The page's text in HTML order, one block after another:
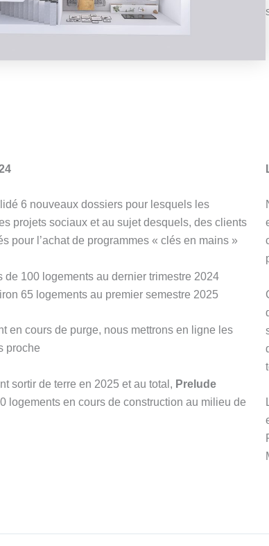
6 nouveaux dossiers pour lesquels les
projets sociaux et au sujet desquels, des clients
pour l’achat de programmes « clés en mains »
de 100 logements au dernier trimestre 2024
65 logements au premier semestre 2025
en cours de purge, nous mettrons en ligne les
proche
sortir de terre en 2025 et au total, Prelude
logements en cours de construction au milieu de